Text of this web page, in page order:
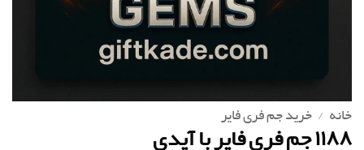
خانه / خرید جم فری فایر
۱۱۸۸ جم فری فایر با آیدی